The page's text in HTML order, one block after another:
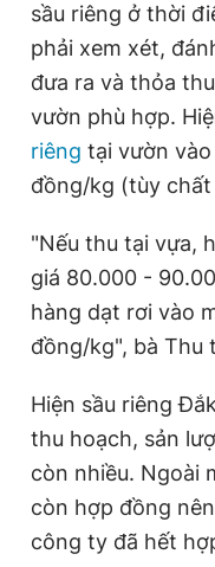
sầu riêng ở thời
phải xem xét,
đưa ra và thỏa
vườn phù hợp.
riêng tại vườn
đồng/kg (tùy
"Nếu thu tại vựa,
giá 80.000 -
hàng dạt rơi vào
đồng/kg", bà Thu
Hiện sầu riêng
thu hoạch, sản
còn nhiều. Ngoài
còn hợp đồng
công ty đã hết